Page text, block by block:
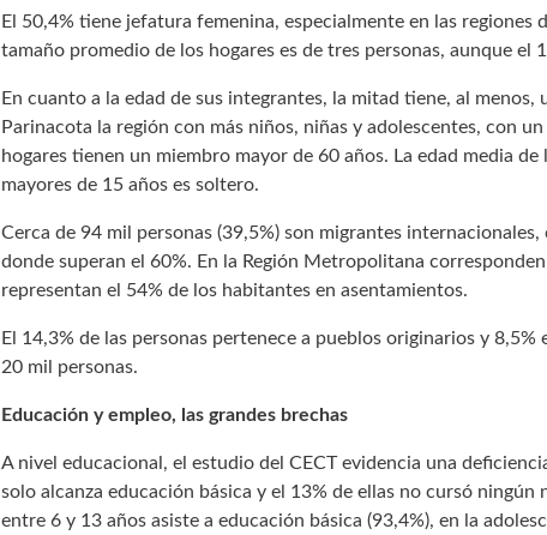
El 50,4% tiene jefatura femenina, especialmente en las regiones
tamaño promedio de los hogares es de tres personas, aunque el
En cuanto a la edad de sus integrantes, la mitad tiene, al
Parinacota la región con más niños, niñas y adolescentes, con
hogares tienen un miembro mayor de 60 años. La edad media
mayores de 15 años es soltero.
Cerca de 94 mil personas (39,5%) son migrantes
donde superan el 60%. En la Región Metropolitana
representan el 54% de los habitantes en asentamientos.
El 14,3% de las personas pertenece a pueblos originarios y
20 mil personas.
Educación y empleo, las grandes brechas
A nivel educacional, el estudio del CECT evidencia una
solo alcanza educación básica y el 13% de ellas no cursó
entre 6 y 13 años asiste a educación básica (93,4%), en la